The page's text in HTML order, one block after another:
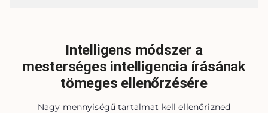
Intelligens módszer a
mesterséges intelligencia írásának
tömeges ellenőrzésére
Nagy mennyiségű tartalmat kell ellenőrizned